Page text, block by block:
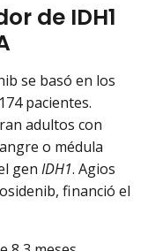
de IDH1
se basó en los
pacientes.
adultos con
o médula
gen IDH1. Agios
financió el